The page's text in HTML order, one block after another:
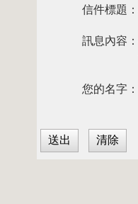
信件標題：
訊息內容：
您的名字：